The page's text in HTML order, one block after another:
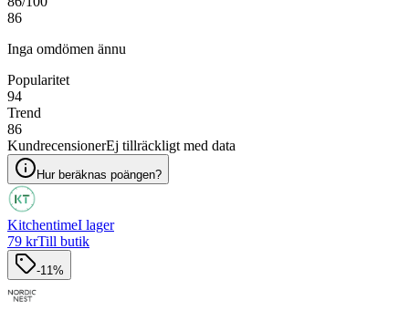
86
Inga omdömen ännu
Popularitet
94
Trend
86
KundrecensionerEj tillräckligt med data
Hur beräknas poängen?
KitchentimeI lager
79 krTill butik
-11%